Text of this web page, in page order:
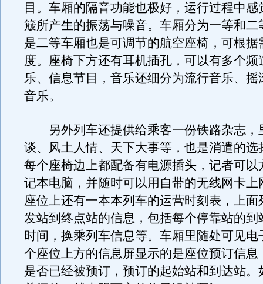
目。车厢的隔音功能也极好，运行过程中感
簸所产生的振荡与噪音。车厢分为一等和二
是二等车厢也是可调节的航空座椅，可根据
度。座椅下方还有耳机插孔，可以有多个频
乐、信息节目，音乐还细分为流行音乐、摇
音乐。
另外列车还提供给乘客一份铁路杂志，
谈、风土人情、天下大事等，也是消遣的选
每个座椅边上都配备有电源插头，记者可以
记本电脑，并随时可以用自带的无线网卡上
座位上还有一本本列车的运营时刻表，上面
发站到终点站的信息，包括每个停靠站的到
时间，换乘列车信息等。车厢里随处可见电
个座位上方的信息屏显示的是座位预订信息
是否已经被预订，预订的起始站和到达站。